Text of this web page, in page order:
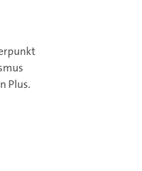
Plus.